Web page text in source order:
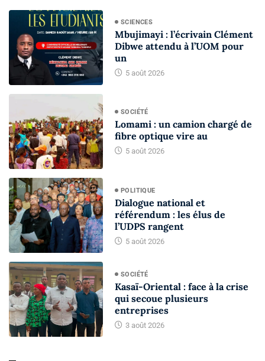
SCIENCES
Mbujimayi : l’écrivain Clément
Dibwe attendu à l’UOM pour
un
5 août 2026
SOCIÉTÉ
Lomami : un camion chargé de
fibre optique vire au
5 août 2026
POLITIQUE
Dialogue national et
référendum : les élus de
l’UDPS rangent
5 août 2026
SOCIÉTÉ
Kasaï-Oriental : face à la crise
qui secoue plusieurs
entreprises
3 août 2026